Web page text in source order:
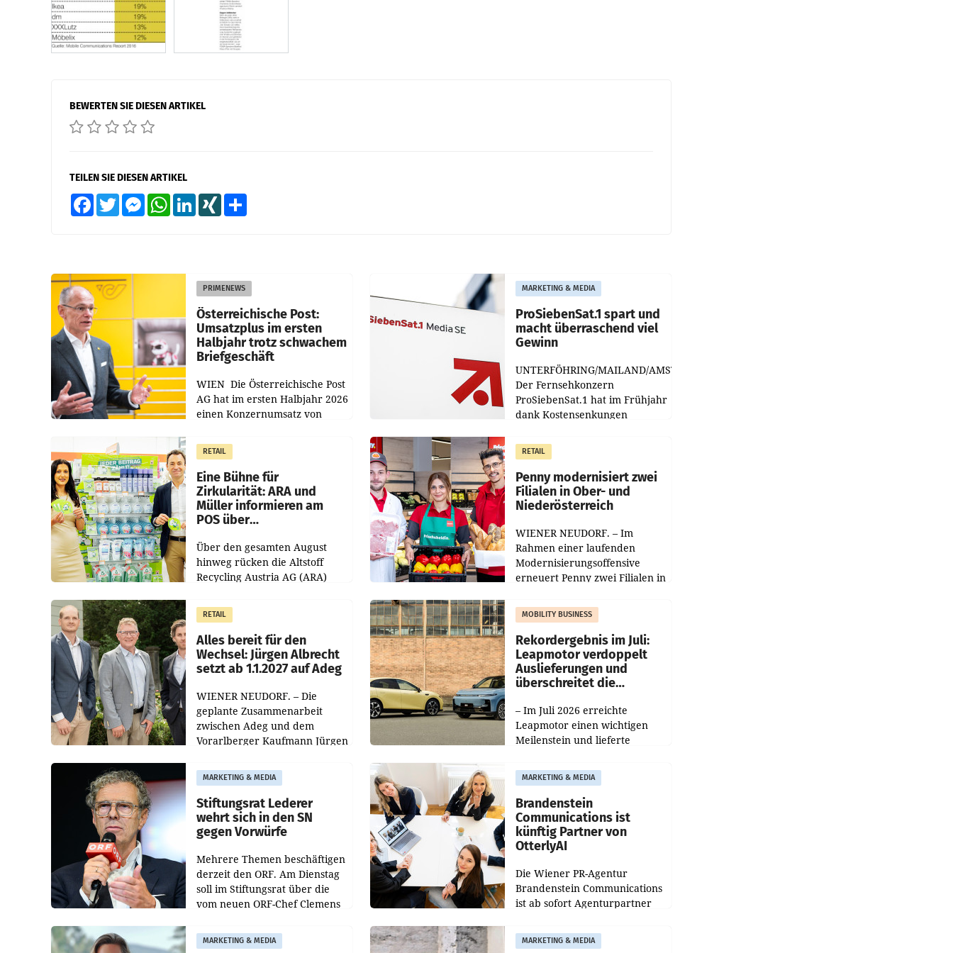
BEWERTEN SIE DIESEN ARTIKEL
TEILEN SIE DIESEN ARTIKEL
FacebookTwitter MessengerWhatsAppLinkedInXING
PRIMENEWS
Österreichische Post:
Umsatzplus im ersten
Halbjahr trotz schwachem
Briefgeschäft
WIEN Die Österreichische Post
AG hat im ersten Halbjahr 2026
einen Konzernumsatz von
erwirtschaftet, was einem Plus
von 3,8 Prozent gegenüber
dem Vergleichszeitraum
MARKETING & MEDIA
ProSiebenSat.1 spart und
macht überraschend viel
Gewinn
UNTERFÖHRING/MAILAND/AMSTERDAM.
Der Fernsehkonzern
ProSiebenSat.1 hat im Frühjahr
dank Kostensenkungen
gemacht und die
Markterwartung deutlich
übertroffen.
RETAIL
Eine Bühne für
Zirkularität: ARA und
Müller informieren am
POS über
Über den gesamten August
hinweg rücken die Altstoff
Recycling Austria AG (ARA)
Müller die Initiative „Kreislauf-
Helden“ in allen
österreichischen Müller-Filialen
RETAIL
Penny modernisiert zwei
Filialen in Ober- und
Niederösterreich
WIENER NEUDORF. – Im
Rahmen einer laufenden
Modernisierungsoffensive
erneuert Penny zwei Filialen in
Die beiden Standorte liegen in
Haag sowie im rund
RETAIL
Alles bereit für den
Wechsel: Jürgen Albrecht
setzt ab 1.1.2027 auf Adeg
WIENER NEUDORF. – Die
geplante Zusammenarbeit
zwischen Adeg und dem
Vorarlberger Kaufmann Jürgen
freigegeben: Die
Bundeswettbewerbsbehörde
und der Bundeskartellanwalt
MOBILITY BUSINESS
Rekordergebnis im Juli:
Leapmotor verdoppelt
Auslieferungen und
überschreitet die
– Im Juli 2026 erreichte
Leapmotor einen wichtigen
Meilenstein und lieferte
aus, womit sich das Ergebnis
gegenüber Juli 2025 mehr als
verdoppelte (+102
MARKETING & MEDIA
Stiftungsrat Lederer
wehrt sich in den SN
gegen Vorwürfe
Mehrere Themen beschäftigen
derzeit den ORF. Am Dienstag
soll im Stiftungsrat über die
vom neuen ORF-Chef Clemens
Besetzungen für die
Direktionen abgestimmt
MARKETING & MEDIA
Brandenstein
Communications ist
künftig Partner von
OtterlyAI
Die Wiener PR-Agentur
Brandenstein Communications
ist ab sofort Agenturpartner
Optimierungsplattform
OtterlyAI. Damit baut die
MARKETING & MEDIA MARKETING & MEDIA